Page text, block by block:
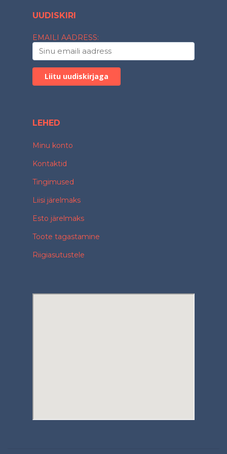
UUDISKIRI
EMAILI AADRESS:
LEHED
Minu konto
Kontaktid
Tingimused
Liisi järelmaks
Esto järelmaks
Toote tagastamine
Riigiasutustele